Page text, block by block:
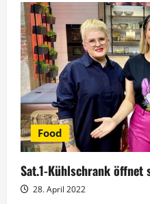
Halbfinale
mit
aus
Leipzig
Food
Sat.1-Kühlschrank
28. April 2022